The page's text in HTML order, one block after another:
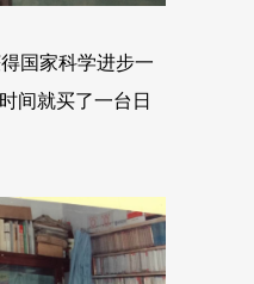
国家科学进步一
间就买了一台日